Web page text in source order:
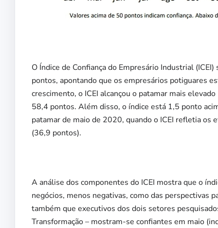
O Índice de Confiança do Empresário Industrial
pontos, apontando que os empresários potiguares
crescimento, o ICEI alcançou o patamar mais
58,4 pontos. Além disso, o índice está 1,5 ponto
patamar de maio de 2020, quando o ICEI refletia
(36,9 pontos).
A análise dos componentes do ICEI mostra que o
negócios, menos negativas, como das perspectivas
também que executivos dos dois setores
Transformação – mostram-se confiantes em maio